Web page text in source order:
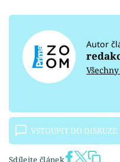
Autor
VSTOUPIT DO DISKUZE
Sdílejte článek